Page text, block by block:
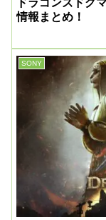
情報まとめ！
SONY